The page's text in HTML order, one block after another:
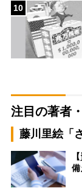
10
注目の著者
藤川里絵「
備